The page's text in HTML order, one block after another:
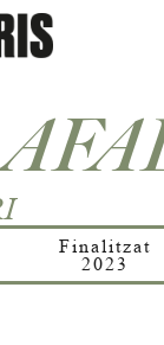
Finalitzat
2023